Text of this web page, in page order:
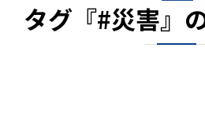
タグ『#災害』